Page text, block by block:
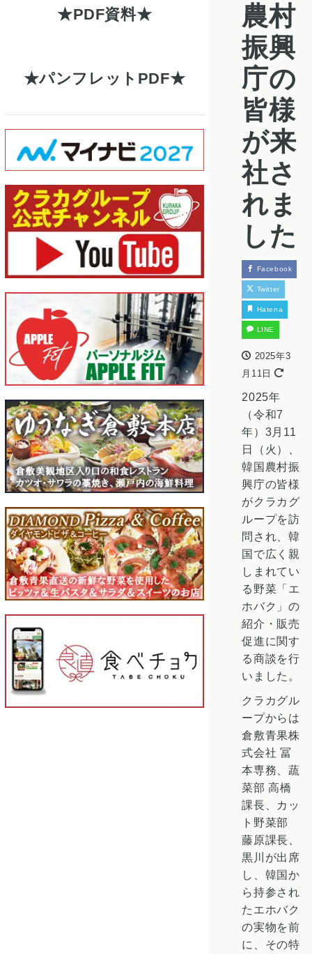
PDF資料
パンフレットPDF
農村
振興
庁の
皆様
が来
社さ
れま
した
Facebook
Twitter
Hatena
LINE
2025年3
月11日
2025年
（令和7
年）3月11
日（火）、
韓国農村振
興庁の皆様
がクラカグ
ループを訪
問され、韓
国で広く親
しまれてい
る野菜「エ
ホバク」の
紹介・販売
促進に関す
る商談を行
いました。
クラカグル
ープからは
倉敷青果株
式会社 冨
本専務、蔬
菜部 高橋
課長、カッ
ト野菜部
藤原課長、
黒川が出席
し、韓国か
ら持参され
たエホバク
の実物を前
に、その特